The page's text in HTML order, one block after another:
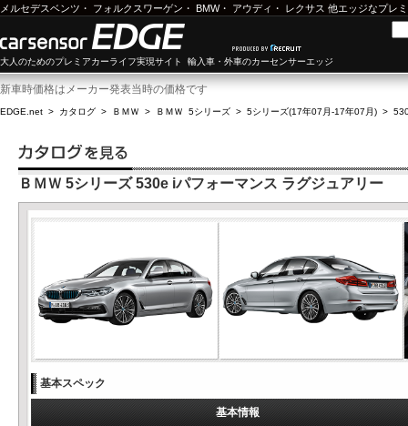
メルセデスベンツ ・ フォルクスワーゲン ・ BMW・ アウディ ・ レクサス 他エッジなプレ
大人のためのプレミアカーライフ実現サイト 輸入車・外車のカーセンサーエッジ
新車時価格はメーカー発表当時の価格です
EDGE.net > カタログ > ＢＭＷ > ＢＭＷ 5シリーズ > 5シリーズ(17年07月-17年07月) >
ＢＭＷ 5シリーズ 530e iパフォーマンス ラグジュアリー
基本スペック
基本情報